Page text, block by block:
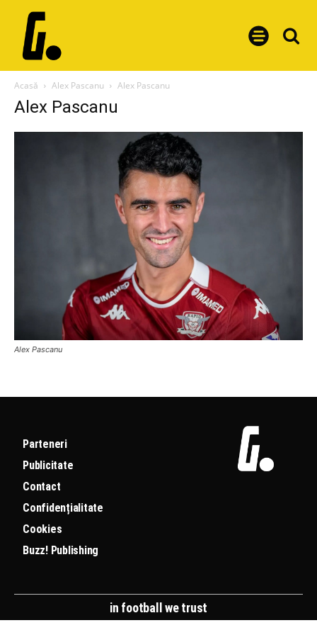
Acasă Alex Pascanu Alex Pascanu
Alex Pascanu
Alex Pascanu
Parteneri
Publicitate
Contact
Confidențialitate
Cookies
Buzz! Publishing
in football we trust